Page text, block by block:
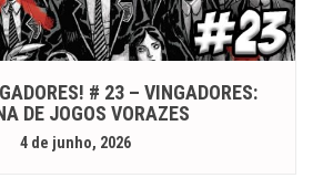
# 23 – VINGADORES:
DE JOGOS VORAZES
4 de junho, 2026